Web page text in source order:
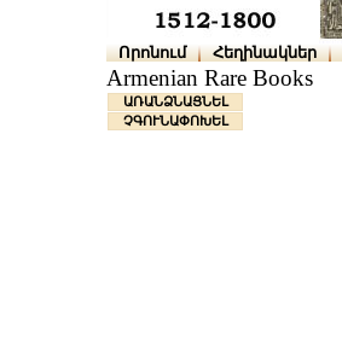
Որոնում Հեղինակներ
Armenian Rare Books
ԱՌԱՆՁՆԱՑՆԵԼ
ՉԳՈՒՆԱՓՈԽԵԼ